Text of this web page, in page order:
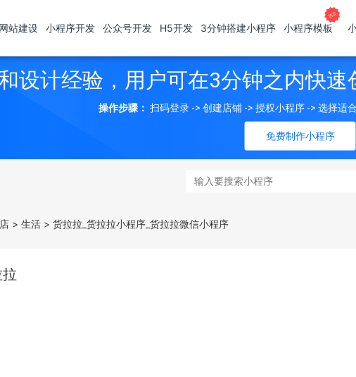
网站建设 小程序开发 公众号开发 H5开发 3分钟搭建小程序 小程序模板
设计经验，用户可在3分钟之内快
免费制作小程序
操作步骤： 扫码登录 -> 创建店铺 -> 授权小程序 -> 选择适
> 生活 > 货拉拉_货拉拉小程序_货拉拉微信小程序